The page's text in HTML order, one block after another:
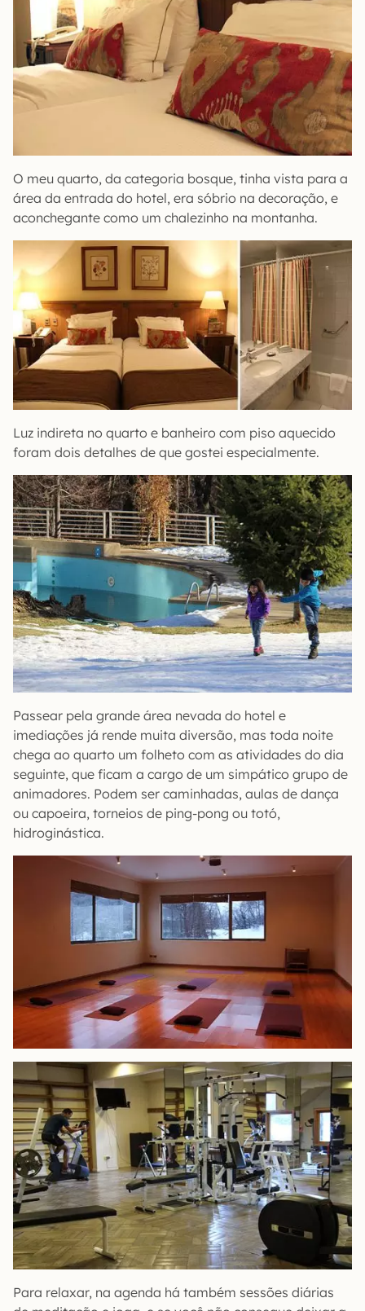
O meu quarto, da categoria bosque, tinha vista para a
área da entrada do hotel, era sóbrio na decoração, e
aconchegante como um chalezinho na montanha.
Luz indireta no quarto e banheiro com piso aquecido
foram dois detalhes de que gostei especialmente.
Passear pela grande área nevada do hotel e
imediações já rende muita diversão, mas toda noite
chega ao quarto um folheto com as atividades do dia
seguinte, que ficam a cargo de um simpático grupo de
animadores. Podem ser caminhadas, aulas de dança
ou capoeira, torneios de ping-pong ou totó,
hidroginástica.
Para relaxar, na agenda há também sessões diárias